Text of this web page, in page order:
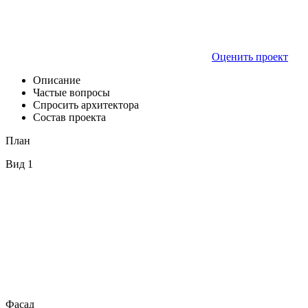
Оценить проект
Описание
Частые вопросы
Спросить архитектора
Состав проекта
План
Вид 1
Фасад